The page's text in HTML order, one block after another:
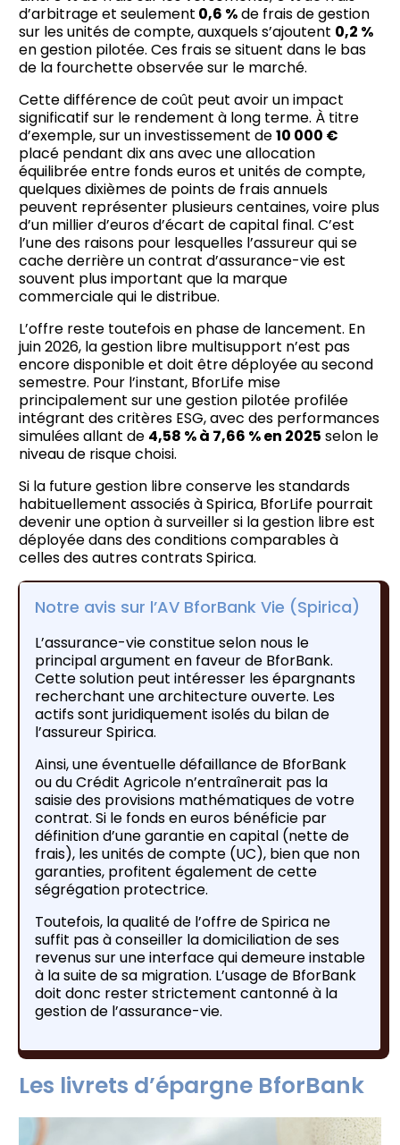
d’arbitrage et seulement 0,6 %de frais de gestion
sur les unités de compte, auxquels s’ajoutent 0,2 %
en gestion pilotée. Ces frais se situent dans le bas
de la fourchette observée sur le marché.
Cette différence de coût peut avoir un impact
significatif sur le rendement à long terme. À titre
d’exemple, sur un investissement de10 000 €
placé pendant dix ans avec une allocation
équilibrée entre fonds euros et unités de compte,
quelques dixièmes de points de frais annuels
peuvent représenter plusieurs centaines, voire plus
d’un millier d’euros d’écart de capital final. C’est
l’une des raisons pour lesquelles l’assureur qui se
cache derrière un contrat d’assurance-vie est
souvent plus important que la marque
commerciale qui le distribue.
L’offre reste toutefois en phase de lancement. En
juin 2026, la gestion libre multisupport n’est pas
encore disponible et doit être déployée au second
semestre. Pour l’instant, BforLife mise
principalement sur une gestion pilotée profilée
intégrant des critères ESG, avec des performances
simulées allant de 4,58 % à 7,66 % en 2025 selon le
niveau de risque choisi.
Si la future gestion libre conserve les standards
habituellement associés à Spirica, BforLife pourrait
devenir une option à surveiller si la gestion libre est
déployée dans des conditions comparables à
celles des autres contrats Spirica.
Notre avis sur l’AV BforBank Vie (Spirica)
L’assurance-vie constitue selon nous le
principal argument en faveur de BforBank.
Cette solution peut intéresser les épargnants
recherchant une architecture ouverte. Les
actifs sont juridiquement isolés du bilan de
l’assureur Spirica.
Ainsi, une éventuelle défaillance de BforBank
ou du Crédit Agricole n’entraînerait pas la
saisie des provisions mathématiques de votre
contrat. Si le fonds en euros bénéficie par
définition d’une garantie en capital (nette de
frais), les unités de compte (UC), bien que non
garanties, profitent également de cette
ségrégation protectrice.
Toutefois, la qualité de l’offre de Spirica ne
suffit pas à conseiller la domiciliation de ses
revenus sur une interface qui demeure instable
à la suite de sa migration. L’usage de BforBank
doit donc rester strictement cantonné à la
gestion de l’assurance-vie.
Les livrets d’épargne BforBank